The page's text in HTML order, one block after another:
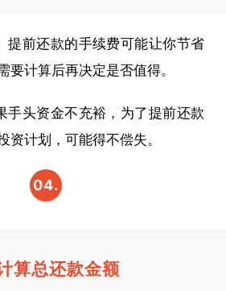
提前还款的手续费可能让你节省
要计算后再决定是否值得。
手头资金不充裕，为了提前还款
资计划，可能得不偿失。
04.
的计
算总还款金额